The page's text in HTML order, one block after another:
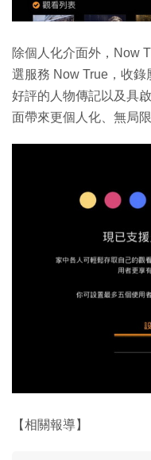
除個人化介面外，Now
選服務 Now True，收
好評的人物傳記以及具
面帶來更個人化、無局
【相關報導】